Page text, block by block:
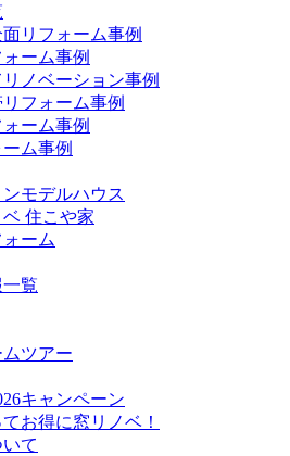
リフォーム事例
ーム事例
ノベーション事例
フォーム事例
ーム事例
ム事例
モデルハウス
住こや家
ーム
覧
ツアー
キャンペーン
お得に窓リノベ！
て